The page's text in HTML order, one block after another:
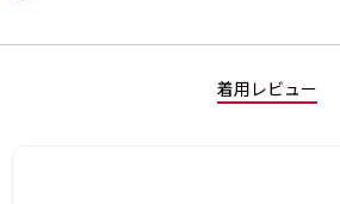
着用レビュー